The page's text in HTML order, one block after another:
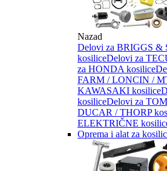
Nazad
Delovi za BRIGGS &
kosiliceDelovi za
za HONDA kosilice
FARM / LONCIN /
KAWASAKI kosilice
kosiliceDelovi za
DUCAR / THORP
ELEKTRIČNE
Oprema i alat za